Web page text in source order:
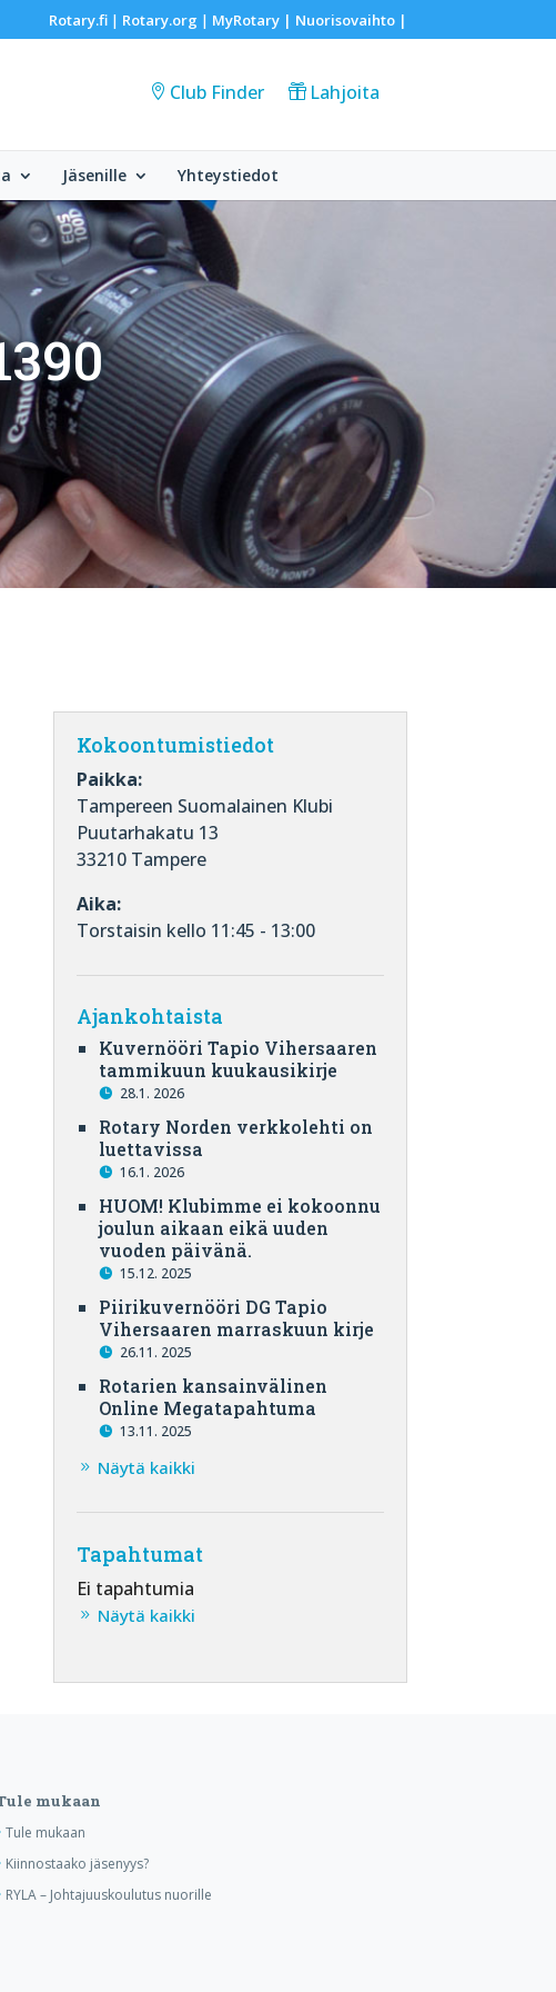
Rotary.fi| Rotary.org | MyRotary | Nuorisovaihto|
Club Finder Lahjoita
Jäsenille Yhteystiedot
Kokoontumistiedot
Paikka:
Tampereen Suomalainen Klubi
Puutarhakatu 13
33210 Tampere
Aika:
Torstaisin kello 11:45 - 13:00
Ajankohtaista
Kuvernööri Tapio Vihersaaren
tammikuun kuukausikirje
28.1. 2026
Rotary Norden verkkolehti on
luettavissa
16.1. 2026
HUOM! Klubimme ei kokoonnu
joulun aikaan eikä uuden
vuoden päivänä.
15.12. 2025
Piirikuvernööri DG Tapio
Vihersaaren marraskuun kirje
26.11. 2025
Rotarien kansainvälinen
Online Megatapahtuma
13.11. 2025
Näytä kaikki
Tapahtumat
Ei tapahtumia
Näytä kaikki
mukaan
Tule mukaan
Kiinnostaako jäsenyys?
RYLA – Johtajuuskoulutus nuorille